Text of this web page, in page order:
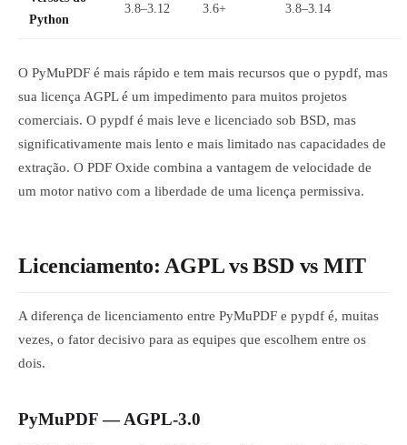
Python
3.8–3.12 3.6+ 3.8–3.14
O PyMuPDF é mais rápido e tem mais recursos que o pypdf, mas
sua licença AGPL é um impedimento para muitos projetos
comerciais. O pypdf é mais leve e licenciado sob BSD, mas
significativamente mais lento e mais limitado nas capacidades de
extração. O PDF Oxide combina a vantagem de velocidade de
um motor nativo com a liberdade de uma licença permissiva.
Licenciamento: AGPL vs BSD vs MIT
A diferença de licenciamento entre PyMuPDF e pypdf é, muitas
vezes, o fator decisivo para as equipes que escolhem entre os
dois.
PyMuPDF — AGPL-3.0